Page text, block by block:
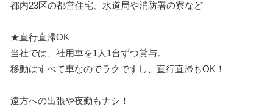
都内23区の都営住宅、水道局や消防署の寮など
★直行直帰OK
当社では、社用車を1人1台ずつ貸与。
移動はすべて車なのでラクですし、直行直帰もOK！
遠方への出張や夜勤もナシ！